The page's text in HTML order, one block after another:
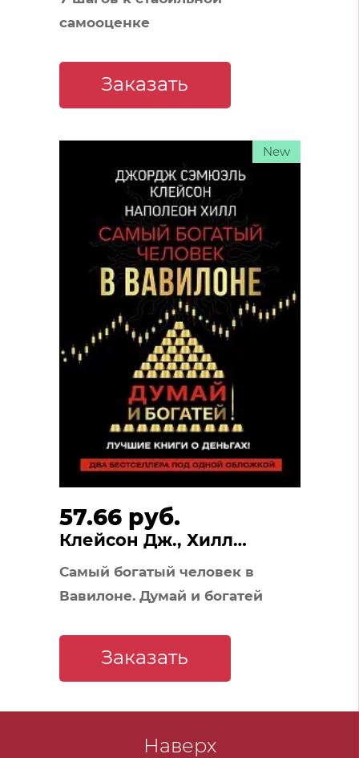
самооценке
Заказать
57.66 руб.
Клейсон Дж., Хилл
Наполеон
Самый богатый человек в
Вавилоне. Думай и богатей
New
Заказать
Наверх